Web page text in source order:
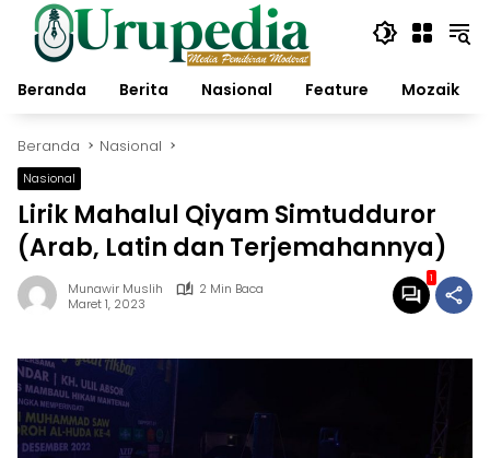
Langsung
konten
Beranda
Berita Nasional Feature Mozaik
Beranda Nasional
Nasional
Lirik Mahalul Qiyam Simtudduror
(Arab, Latin dan Terjemahannya)
Munawir Muslih
2 Min Baca
Maret 1, 2023
1